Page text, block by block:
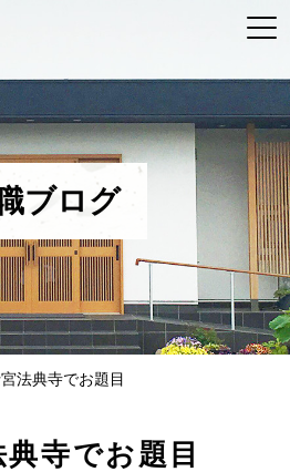
ブログ
法典寺でお題目
寺でお題目